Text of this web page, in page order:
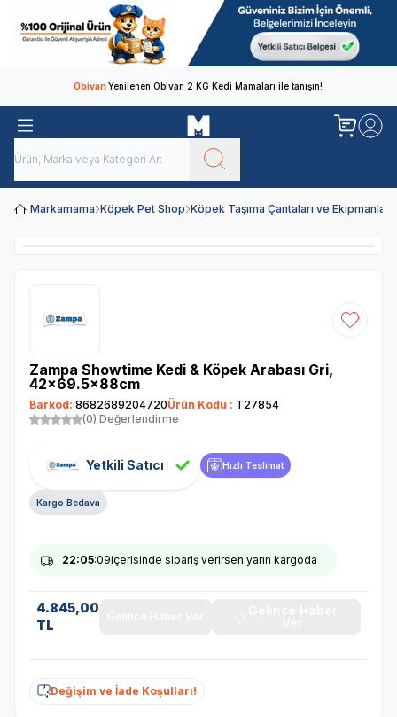
ObivanYenilenen Obivan 2 KG Kedi Mamaları ile tanışın!
Markamama Köpek Pet Shop Köpek Taşıma Çantaları ve Ekipmanları
Favoriye
Zampa Showtime Kedi & Köpek Arabası Gri,
42x69.5x88cm
Barkod: 8682689204720Ürün Kodu : T27854
(0) Değerlendirme
Yetkili Satıcı Hızlı Teslimat
Kargo Bedava
22:05:09içerisinde sipariş verirsen yarın kargoda
4.845,00
TL
Değişim ve İade Koşulları!